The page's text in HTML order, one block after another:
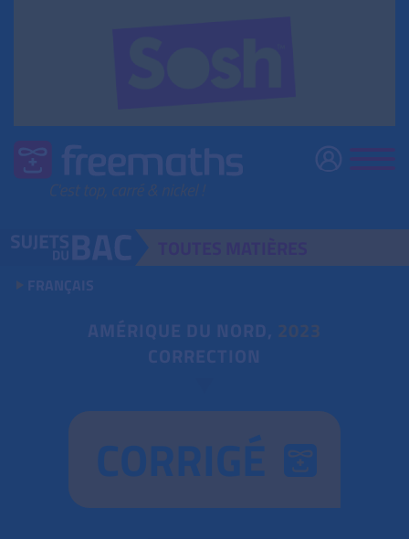
FRANÇAIS
AMÉRIQUE DU NORD, 2023
CORRECTION
CORRIGÉ